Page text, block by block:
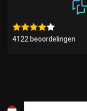
4122 beoordelingen